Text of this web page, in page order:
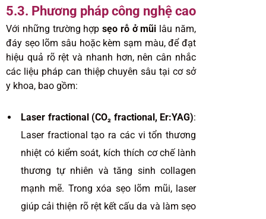
5.3. Phương pháp công nghệ cao
Với những trường hợpsẹo rỗ ở mũi lâu năm,
đáy sẹo lõm sâu hoặc kèm sạm màu, để đạt
hiệu quả rõ rệt và nhanh hơn, nên cân nhắc
các liệu pháp can thiệp chuyên sâu tại cơ sở
y khoa, bao gồm:
Laser fractional (CO₂ fractional, Er:YAG):
Laser fractional tạo ra các vi tổn thương
nhiệt có kiểm soát, kích thích cơ chế lành
thương tự nhiên và tăng sinh collagen
mạnh mẽ. Trong xóa sẹo lõm mũi, laser
giúp cải thiện rõ rệt kết cấu da và làm sẹo